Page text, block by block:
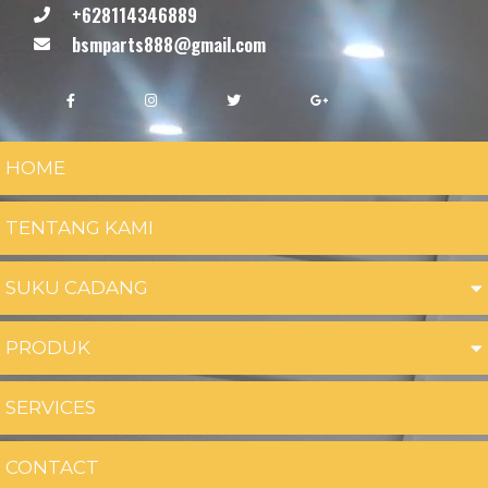
+628114346889
bsmparts888@gmail.com
HOME
TENTANG KAMI
SUKU CADANG
PRODUK
SERVICES
CONTACT